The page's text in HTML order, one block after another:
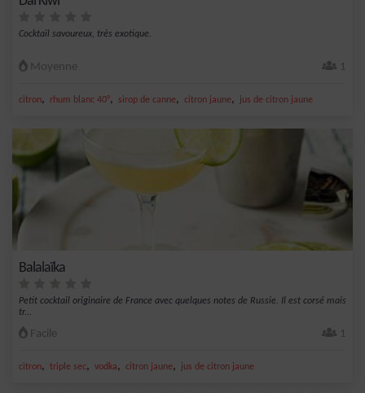
Cocktail savoureux, très exotique.
Moyenne 1
citron, rhum blanc 40°, sirop de canne, citron jaune, jus de citron jaune
Balalaïka
Petit cocktail originaire de France avec quelques notes de Russie. Il est corsé mais
tr...
Facile 1
citron, triple sec, vodka, citron jaune, jus de citron jaune